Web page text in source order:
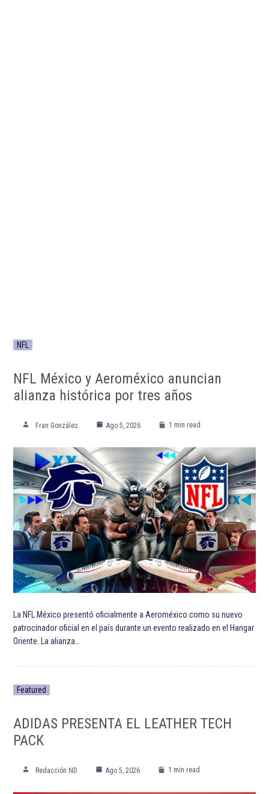
NFL
NFL México y Aeroméxico anuncian
alianza histórica por tres años
Fran González Ago 5, 2026 1 min read
La NFL México presentó oficialmente a Aeroméxico como su nuevo
patrocinador oficial en el país durante un evento realizado en el Hangar
Oriente. La alianza…
Featured
ADIDAS PRESENTA EL LEATHER TECH
PACK
Redacción ND Ago 5, 2026 1 min read